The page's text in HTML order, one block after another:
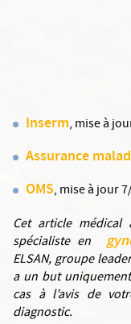
Inserm, mise à
Assurance
OMS, mise à jour
Cet article
spécialiste en
ELSAN, groupe
a un but
cas à l’avis de
diagnostic.